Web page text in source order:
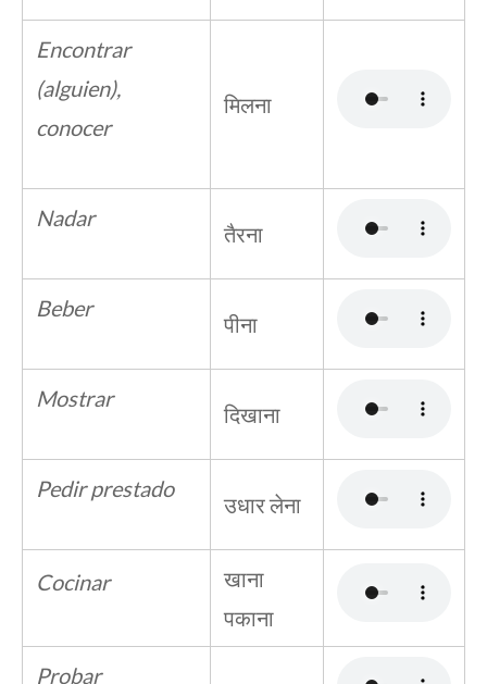
Encontrar
(alguien),
conocer
मिलना
Nadar
तैरना
Beber
पीना
Mostrar
दिखाना
Pedir prestado
उधार लेना
Cocinar
खाना
पकाना
Probar